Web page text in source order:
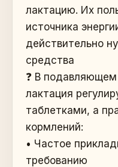
лактацию. Их
источника
действительно
средства
❓ В
лактация
таблетками, а
кормлений:
• Частое
требованию